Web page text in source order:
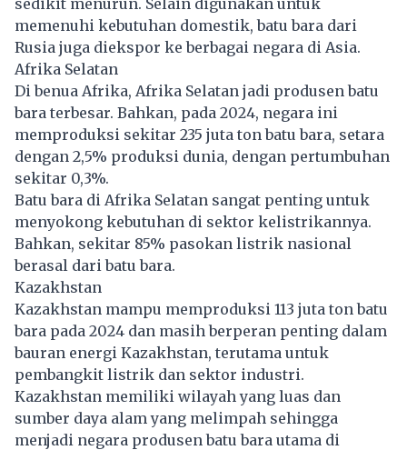
memenuhi kebutuhan domestik, batu bara dari
Rusia juga diekspor ke berbagai negara di Asia.
Afrika Selatan
Di benua Afrika, Afrika Selatan jadi produsen batu
bara terbesar. Bahkan, pada 2024, negara ini
memproduksi sekitar 235 juta ton batu bara, setara
dengan 2,5% produksi dunia, dengan pertumbuhan
sekitar 0,3%.
Batu bara di Afrika Selatan sangat penting untuk
menyokong kebutuhan di sektor kelistrikannya.
Bahkan, sekitar 85% pasokan listrik nasional
berasal dari batu bara.
Kazakhstan
Kazakhstan mampu memproduksi 113 juta ton batu
bara pada 2024 dan masih berperan penting dalam
bauran energi Kazakhstan, terutama untuk
pembangkit listrik dan sektor industri.
Kazakhstan memiliki wilayah yang luas dan
sumber daya alam yang melimpah sehingga
menjadi negara produsen batu bara utama di